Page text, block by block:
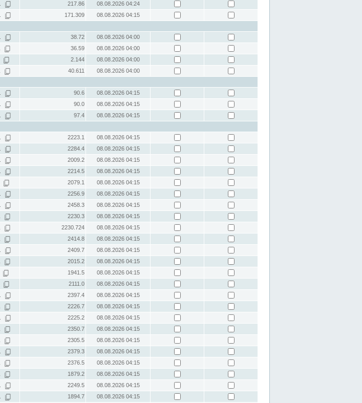
217.86
08.08.2026 04:24
171.309
08.08.2026 04:15
38.72
08.08.2026 04:00
36.59
08.08.2026 04:00
2.144
08.08.2026 04:00
40.611
08.08.2026 04:00
90.6
08.08.2026 04:15
90.0
08.08.2026 04:15
97.4
08.08.2026 04:15
2223.1
08.08.2026 04:15
2284.4
08.08.2026 04:15
2009.2
08.08.2026 04:15
2214.5
08.08.2026 04:15
2079.1
08.08.2026 04:15
2256.9
08.08.2026 04:15
2458.3
08.08.2026 04:15
2230.3
08.08.2026 04:15
2230.724
08.08.2026 04:15
2414.8
08.08.2026 04:15
2409.7
08.08.2026 04:15
2015.2
08.08.2026 04:15
1941.5
08.08.2026 04:15
2111.0
08.08.2026 04:15
2397.4
08.08.2026 04:15
2226.7
08.08.2026 04:15
2225.2
08.08.2026 04:15
2350.7
08.08.2026 04:15
2305.5
08.08.2026 04:15
2379.3
08.08.2026 04:15
2376.5
08.08.2026 04:15
1879.2
08.08.2026 04:15
2249.5
08.08.2026 04:15
1894.7
08.08.2026 04:15